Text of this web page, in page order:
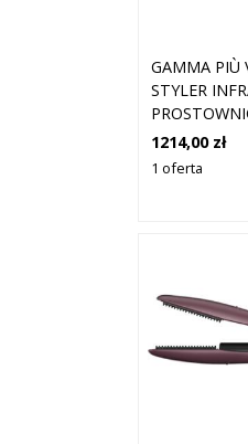
GAMMA PIÙ
STYLER
PAROWA DO
WŁOSÓW 1
1214,00 zł
1 oferta